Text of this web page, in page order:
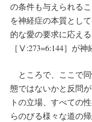
の条件も与えられる
を神経症の本質とし
的な愛の要求に応え
［Ⅴ:273=6:144］が
ところで、ここで
態ではないかと反問
トの立場、すべての
らのびる様々な道の